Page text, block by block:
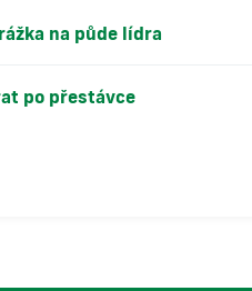
na půde lídra
po přestávce